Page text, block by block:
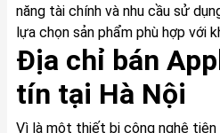
năng tài chính và nhu cầu sử
lựa chọn sản phẩm phù hợp với
Địa chỉ bán
tín tại Hà Nội
Vì là một thiết bị công nghệ tiện